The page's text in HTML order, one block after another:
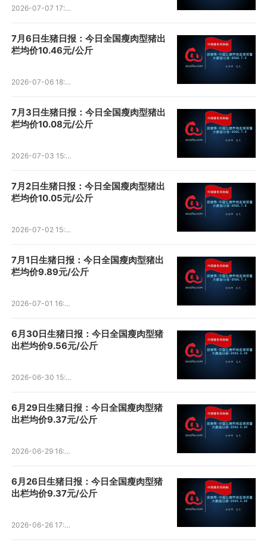
2026-07-07 17:56:11
7月6日生猪日报：今日全国瘦肉型猪出
栏均价10.46元/公斤
2026-07-06 18:49:17
7月3日生猪日报：今日全国瘦肉型猪出
栏均价10.08元/公斤
2026-07-03 15:37:19
7月2日生猪日报：今日全国瘦肉型猪出
栏均价10.05元/公斤
2026-07-02 15:28:52
7月1日生猪日报：今日全国瘦肉型猪出
栏均价9.89元/公斤
2026-07-01 16:06:19
6月30日生猪日报：今日全国瘦肉型猪
出栏均价9.56元/公斤
2026-06-30 15:55:56
6月29日生猪日报：今日全国瘦肉型猪
出栏均价9.37元/公斤
2026-06-29 16:03:53
6月26日生猪日报：今日全国瘦肉型猪
出栏均价9.37元/公斤
2026-06-26 17:05:48